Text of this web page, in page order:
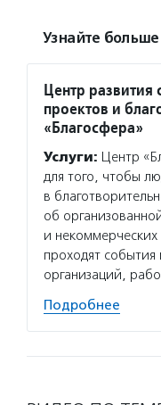
Узнайте
Центр развития
проектов и
«Благосфера»
Услуги: Центр
для того, чтобы
в
об
и некоммерческих
проходят
организаций,
Подробнее